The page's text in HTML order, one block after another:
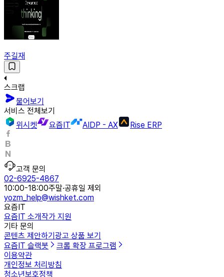
주길재
스크랩
물어보기
서비스 전체보기
위시켓
요즘IT AIDP - AX Rise ERP
고객 문의
02-6925-4867
10:00-18:00주말·공휴일 제외
yozm_help@wishket.com
요즘IT
요즘IT 소개작가 지원
기타 문의
콘텐츠 제안하기 광고 상품 보기
요즘IT 슬랙봇
크롬 확장 프로그램
이용약관
개인정보 처리방침
청소년보호정책